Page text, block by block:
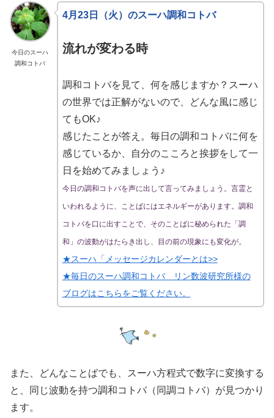
今日のスーハ
調和コトバ
4月23日（火）のスーハ調和コトバ
流れが変わる時
調和コトバを見て、何を感じますか？スーハ
の世界では正解がないので、どんな風に感じ
てもOK♪
感じたことが答え。毎日の調和コトバに何を
感じているか、自分のこころと挨拶をして一
日を始めてみましょう♪
今日の調和コトバを声に出して言ってみましょう。言霊と
いわれるように、ことばにはエネルギーがあります。調和
コトバを口に出すことで、そのことばに秘められた「調
和」の波動がはたらき出し、目の前の現象にも変化が。
★スーハ「メッセージカレンダーとは>>
★毎日のスーハ調和コトバ リン数波研究所様の
ブログはこちらをご覧ください。
また、どんなことばでも、スーハ方程式で数字に変換する
と、同じ波動を持つ調和コトバ（同調コトバ）が見つかり
ます。